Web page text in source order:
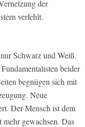
der
verfehlt.
Schwarz und Weiß.
beider
begnügen sich mit
Neue
Der Mensch ist dem
mehr gewachsen. Das